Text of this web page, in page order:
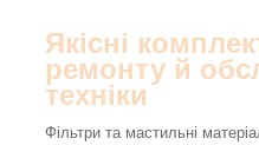
Якісні
ремонту й
техніки
Фільтри та мастильні